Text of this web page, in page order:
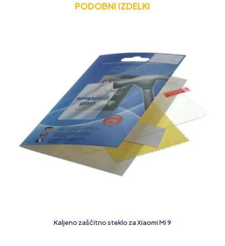
PODOBNI IZDELKI
Kaljeno zaščitno steklo za Xiaomi Mi 9